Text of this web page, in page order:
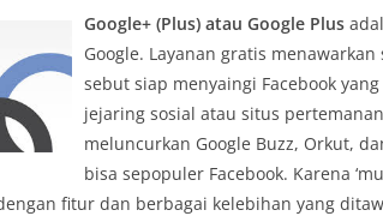
Google+ (Plus) atau Google Plus
Google. Layanan gratis
sebut siap menyaingi Facebook
jejaring sosial atau situs
meluncurkan Google Buzz, Orkut,
bisa sepopuler Facebook. Karena
fitur dan berbagai kelebihan yang